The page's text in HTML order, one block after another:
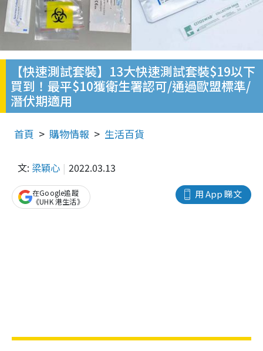
【快速測試套裝】13大快速測試套裝$19以下
買到！最平$10獲衛生署認可/通過歐盟標準/
潛伏期適用
首頁 購物情報 生活百貨
文: 梁穎心 2022.03.13
用 App 睇文
在Google追蹤
《UHK 港生活》